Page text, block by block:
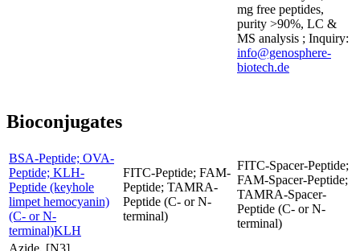
mg free peptides,
purity >90%, LC &
MS analysis ; Inquiry:
info@genosphere-
biotech.de
Bioconjugates
BSA-Peptide; OVA-
Peptide; KLH-
Peptide (keyhole
limpet hemocyanin)
(C- or N-
terminal)KLH
FITC-Peptide; FAM-
Peptide; TAMRA-
Peptide (C- or N-
terminal)
FITC-Spacer-Peptide;
FAM-Spacer-Peptide;
TAMRA-Spacer-
Peptide (C- or N-
terminal)
Azide, [N3]